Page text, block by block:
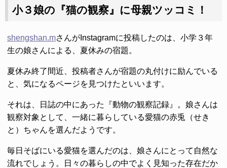
小３娘の『猫の観察』に母親ツッコミ！
shengshan.mさんがInstagramに投稿したのは、小学３年
生の娘さんによる、夏休みの宿題。
夏休み終了間近、投稿者さんが宿題の丸付けに励んでいる
と、気になるページを見つけたといいます。
それは、日誌の中にあった『動物の観察記録』。娘さんは
観察対象として、一緒に暮らしている愛猫の赤兎（せき
と）ちゃんを選んだようです。
毎日そばにいる愛猫を選んだのは、娘さんにとって自然な
流れでしょう。日々の暮らしの中でよく見知った存在だか